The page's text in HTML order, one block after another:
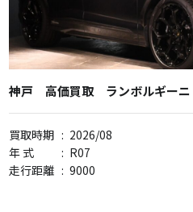
神戸 高価買取 ランボルギーニ
買取時期 : 2026/08
年 式
: R07
走行距離 : 9000